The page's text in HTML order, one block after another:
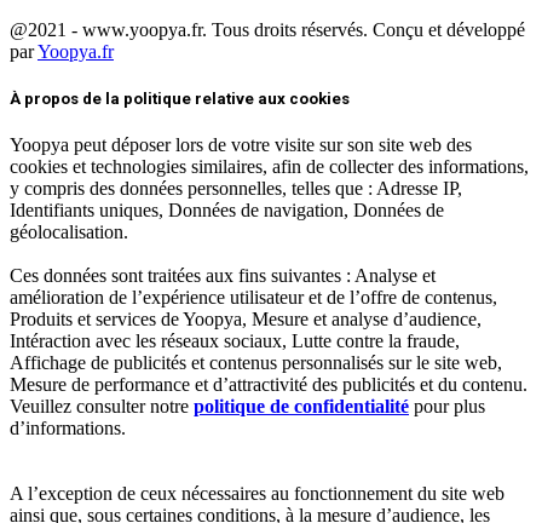
@2021 - www.yoopya.fr. Tous droits réservés. Conçu et développé
parYoopya.fr
À propos de la politique relative aux cookies
Yoopya peut déposer lors de votre visite sur son site web des
cookies et technologies similaires, afin de collecter des informations,
y compris des données personnelles, telles que : Adresse IP,
Identifiants uniques, Données de navigation, Données de
géolocalisation.
Ces données sont traitées aux fins suivantes : Analyse et
amélioration de l’expérience utilisateur et de l’offre de contenus,
Produits et services de Yoopya, Mesure et analyse d’audience,
Intéraction avec les réseaux sociaux, Lutte contre la fraude,
Affichage de publicités et contenus personnalisés sur le site web,
Mesure de performance et d’attractivité des publicités et du contenu.
Veuillez consulter notre politique de confidentialité pour plus
d’informations.
A l’exception de ceux nécessaires au fonctionnement du site web
ainsi que, sous certaines conditions, à la mesure d’audience, les